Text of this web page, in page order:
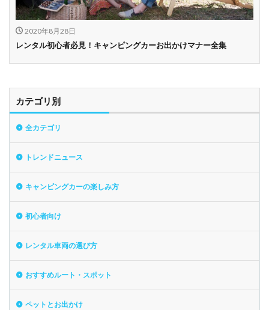
2020年8月28日
レンタル初心者必見！キャンピングカーお出かけマナー全集
カテゴリ別
全カテゴリ
トレンドニュース
キャンピングカーの楽しみ方
初心者向け
レンタル車両の選び方
おすすめルート・スポット
ペットとお出かけ